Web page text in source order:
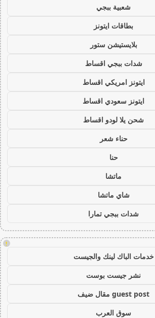
شعبية ببجي
بطاقات ايتونز
بلايستيشن ستور
شدات ببجي اقساط
ايتونز امريكي اقساط
ايتونز سعودي اقساط
شحن يلا لودو اقساط
حناء شعر
حنا
ماتشا
شاي ماتشا
شدات ببجي تمارا
!
خدمات الباك لينك والجيست
نشر جيست بوست
guest post مقال ضيف
سوق العرب